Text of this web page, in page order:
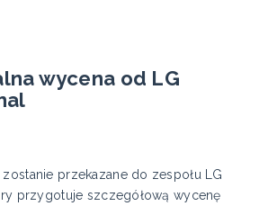
wycena od LG
przekazane do zespołu LG
przygotuje szczegółową wycenę